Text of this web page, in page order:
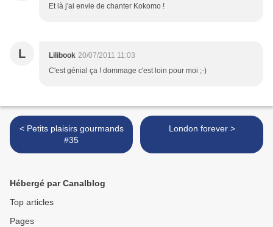
Et là j'ai envie de chanter Kokomo !
L Lilibook 20/07/2011 11:03
C'est génial ça ! dommage c'est loin pour moi ;-)
< Petits plaisirs gourmands
#35
London forever >
Hébergé par Canalblog
Top articles
Pages